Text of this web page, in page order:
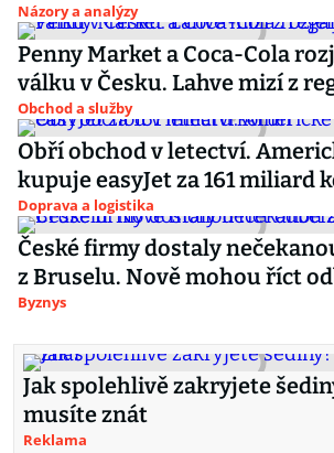
Názory a analýzy
Penny Market a Coca-Cola
válku v Česku. Lahve mizí z
Obchod a služby
Obří obchod v letectví.
kupuje easyJet za 161 miliard
Doprava a logistika
České firmy dostaly
z Bruselu. Nově mohou říct
Byznys
Jak spolehlivě zakryjete
musíte znát
Reklama